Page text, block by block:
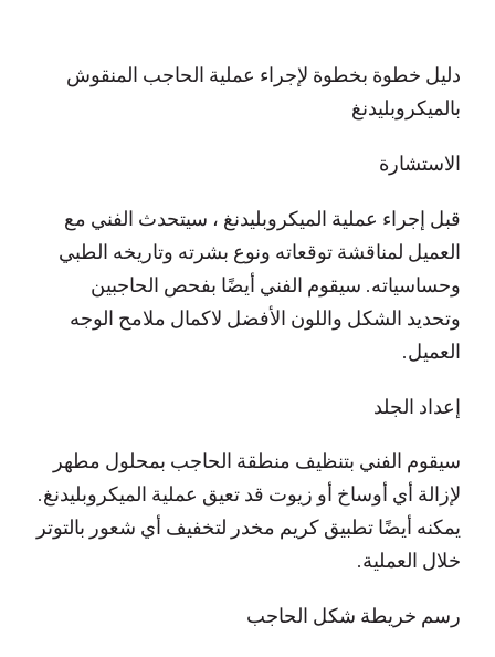
دليل خطوة بخطوة لإجراء عملية الحاجب المنقوش
بالميكروبليدنغ
الاستشارة
قبل إجراء عملية الميكروبليدنغ ، سيتحدث الفني مع
العميل لمناقشة توقعاته ونوع بشرته وتاريخه الطبي
وحساسياته. سيقوم الفني أيضًا بفحص الحاجبين
وتحديد الشكل واللون الأفضل لاكمال ملامح الوجه
العميل.
إعداد الجلد
سيقوم الفني بتنظيف منطقة الحاجب بمحلول مطهر
لإزالة أي أوساخ أو زيوت قد تعيق عملية الميكروبليدنغ.
يمكنه أيضًا تطبيق كريم مخدر لتخفيف أي شعور بالتوتر
خلال العملية.
رسم خريطة شكل الحاجب